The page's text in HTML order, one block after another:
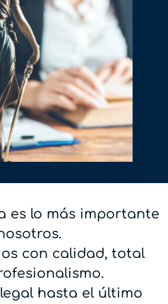
es lo más importante
con calidad, total
hasta el último